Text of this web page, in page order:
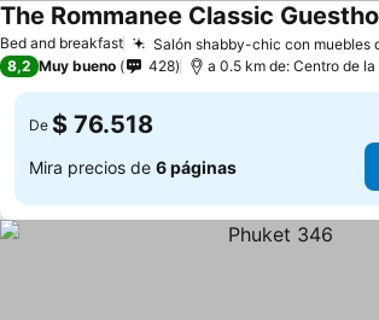
Bed and breakfast Salón shabby-chic con muebles
The Rommanee Classic
8,2 Muy bueno 428 a 0.5 km de: Centro de
De $ 76.518
Mira precios de 6 páginas